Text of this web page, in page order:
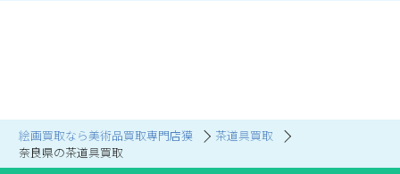
絵画買取なら美術品買取専門店獏
茶道具買取
奈良県の茶道具買取